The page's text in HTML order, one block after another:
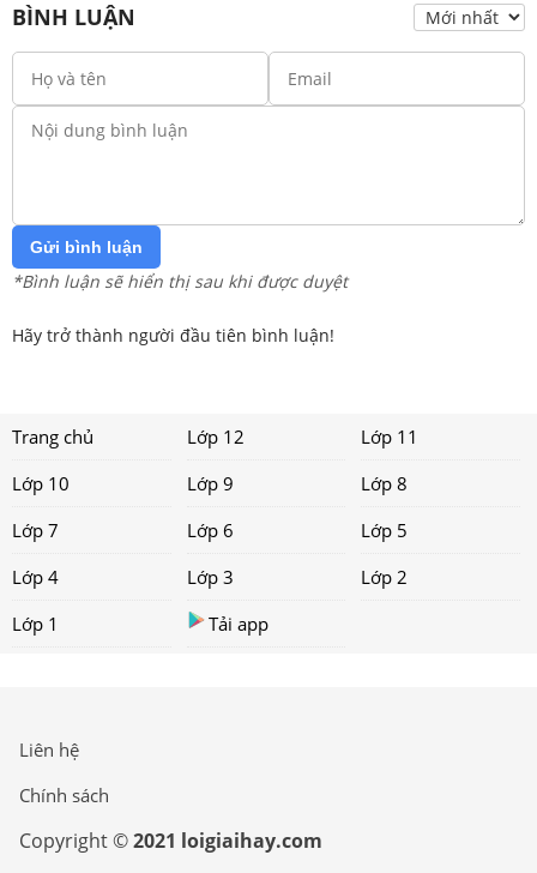
BÌNH LUẬN
Gửi bình luận
*Bình luận sẽ hiển thị sau khi được duyệt
Hãy trở thành người đầu tiên bình luận!
Trang chủ Lớp 12
Lớp 11
Lớp 10
Lớp 9
Lớp 8
Lớp 7
Lớp 6
Lớp 5
Lớp 4
Lớp 3
Lớp 2
Lớp 1
Tải app
Liên hệ
Chính sách
Copyright ©2021 loigiaihay.com